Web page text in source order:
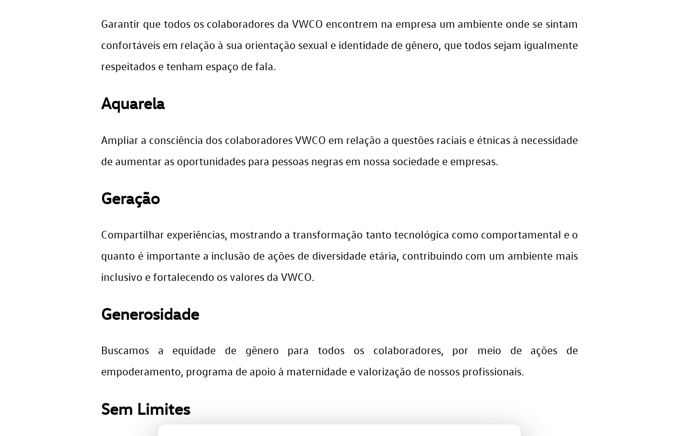
Garantir que todos os colaboradores da VWCO encontrem na empresa um ambiente onde se sintam
confortáveis em relação à sua orientação sexual e identidade de gênero, que todos sejam igualmente
respeitados e tenham espaço de fala.
Aquarela
Ampliar a consciência dos colaboradores VWCO em relação a questões raciais e étnicas à necessidade
de aumentar as oportunidades para pessoas negras em nossa sociedade e empresas.
Geração
Compartilhar experiências, mostrando a transformação tanto tecnológica como comportamental e o
quanto é importante a inclusão de ações de diversidade etária, contribuindo com um ambiente mais
inclusivo e fortalecendo os valores da VWCO.
Generosidade
Buscamos a equidade de gênero para todos os colaboradores, por meio de ações de
empoderamento, programa de apoio à maternidade e valorização de nossos profissionais.
Sem Limites